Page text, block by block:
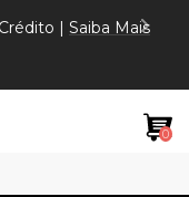
| Saiba Mais
0